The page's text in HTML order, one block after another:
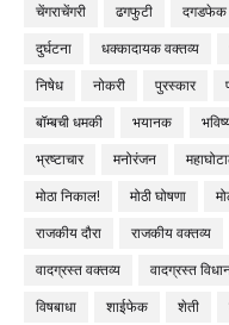
चेंगराचेंगरी
ढगफुटी दगडफेक
दुर्घटना
धक्कादायक वक्तव्य
निषेध
नोकरी पुरस्कार
बॉम्बची धमकी
भयानक
भ्रष्टाचार
मनोरंजन
मोठा निकाल!
मोठी घोषणा
राजकीय दौरा
राजकीय वक्तव्य
वादग्रस्त वक्तव्य
वादग्रस्त
विषबाधा
शाईफेक शेती